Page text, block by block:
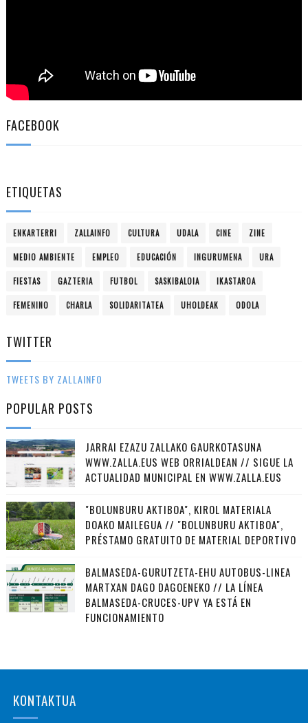
FACEBOOK
ETIQUETAS
ENKARTERRI ZALLAINFO CULTURA UDALA CINE ZINE
MEDIO AMBIENTE EMPLEO EDUCACIÓN INGURUMENA URA
FIESTAS GAZTERIA FUTBOL SASKIBALOIA IKASTAROA
FEMENINO CHARLA SOLIDARITATEA UHOLDEAK ODOLA
TWITTER
TWEETS BY ZALLAINFO
POPULAR POSTS
JARRAI EZAZU ZALLAKO GAURKOTASUNA
WWW.ZALLA.EUS WEB ORRIALDEAN // SIGUE LA
ACTUALIDAD MUNICIPAL EN WWW.ZALLA.EUS
"BOLUNBURU AKTIBOA", KIROL MATERIALA
DOAKO MAILEGUA // "BOLUNBURU AKTIBOA",
PRÉSTAMO GRATUITO DE MATERIAL DEPORTIVO
BALMASEDA-GURUTZETA-EHU AUTOBUS-LINEA
MARTXAN DAGO DAGOENEKO // LA LÍNEA
BALMASEDA-CRUCES-UPV YA ESTÁ EN
FUNCIONAMIENTO
KONTAKTUA